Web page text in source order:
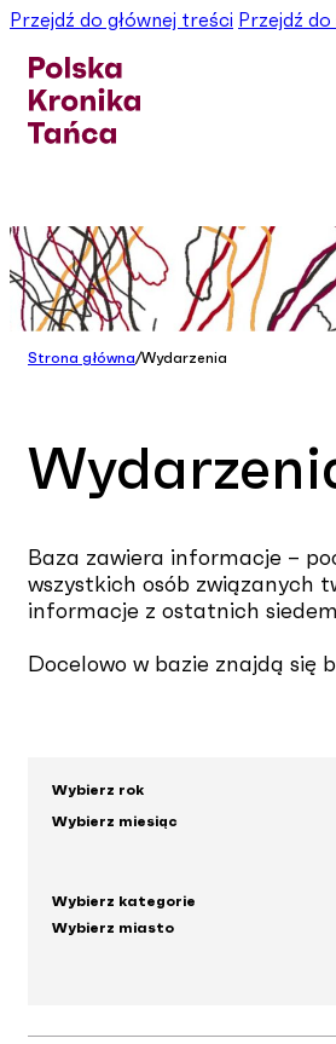
Przejdź do głównej treści Przejdź
Strona główna/Wydarzenia
Baza zawiera informacje –
wszystkich osób związanych
informacje z ostatnich
Docelowo w bazie znajdą się
Wybierz rok
Wybierz miesiąc
Wybierz kategorie
Wybierz miasto